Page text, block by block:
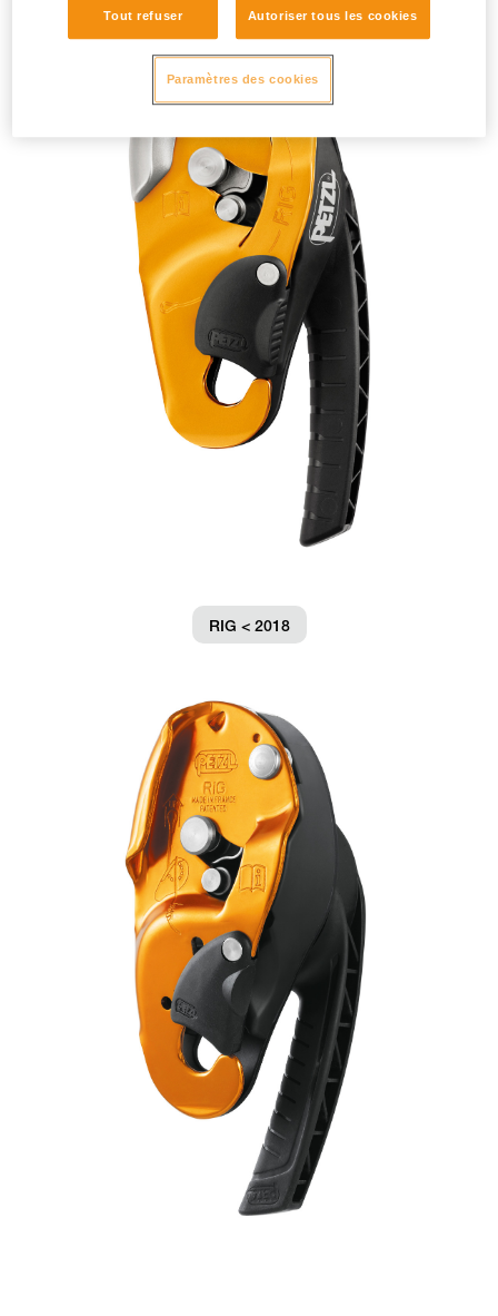
RIG < 2018
Tout refuser Autoriser tous les cookies
Paramètres des cookies